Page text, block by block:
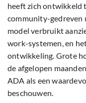
heeft zich ontwikkeld
community-
model verbruikt
work-systemen, en
ontwikkeling. Grote
de afgelopen
ADA als een
beschouwen.